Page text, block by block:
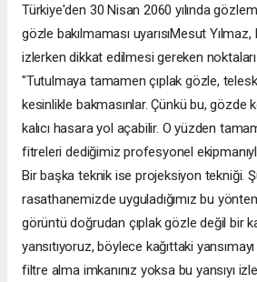
Türkiye'den 30 Nisan 2060 yılında
gözle bakılmaması uyarısıMesut Yılmaz,
izlerken dikkat edilmesi gereken
"Tutulmaya tamamen çıplak gözle,
kesinlikle bakmasınlar. Çünkü bu, gözde
kalıcı hasara yol açabilir. O yüzden
fitreleri dediğimiz profesyonel
Bir başka teknik ise projeksiyon tekniği.
rasathanemizde uyguladığımız bu
görüntü doğrudan çıplak gözle değil bir
yansıtıyoruz, böylece kağıttaki
filtre alma imkanınız yoksa bu yansıyı